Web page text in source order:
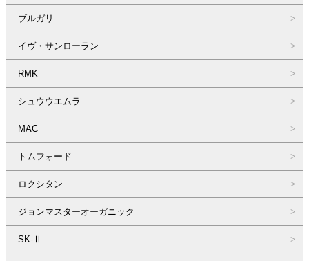
ブルガリ
イヴ・サンローラン
RMK
シュウウエムラ
MAC
トムフォード
ロクシタン
ジョンマスターオーガニック
SK-Ⅱ